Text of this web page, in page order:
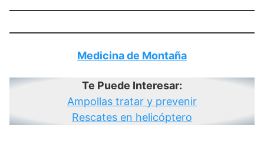
Medicina de Montaña
Te Puede Interesar:
Ampollas tratar y prevenir
Rescates en helicóptero